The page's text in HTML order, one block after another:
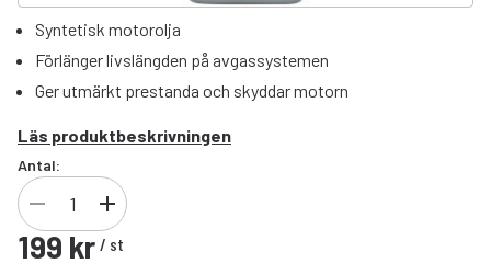
Syntetisk motorolja
Förlänger livslängden på avgassystemen
Ger utmärkt prestanda och skyddar motorn
Läs produktbeskrivningen
Antal:
199 kr / st